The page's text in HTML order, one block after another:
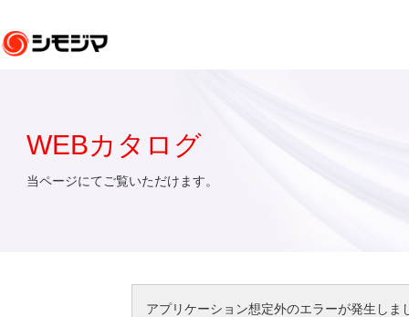
WEBカタログ
当ページにてご覧いただけます。
アプリケーション想定外のエラーが発生し